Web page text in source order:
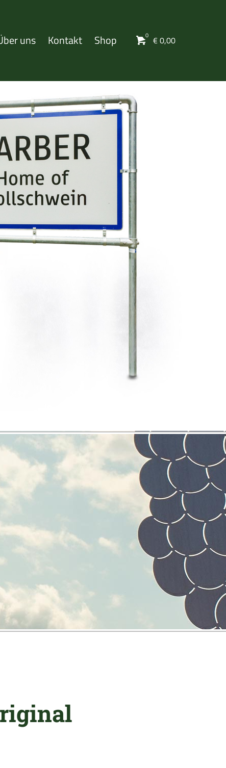
uns Kontakt Shop 0 €0,00